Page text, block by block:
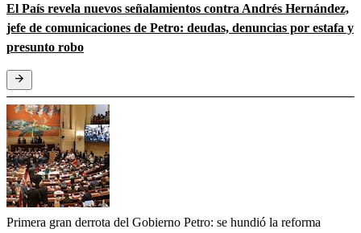
El País revela nuevos señalamientos contra Andrés Hernández,
jefe de comunicaciones de Petro: deudas, denuncias por estafa y
presunto robo
Primera gran derrota del Gobierno Petro: se hundió la reforma